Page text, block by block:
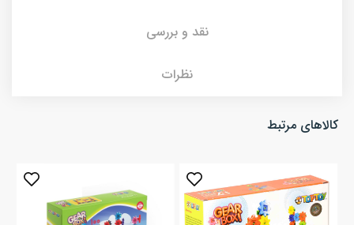
نقد و بررسی
نظرات
کالاهای مرتبط